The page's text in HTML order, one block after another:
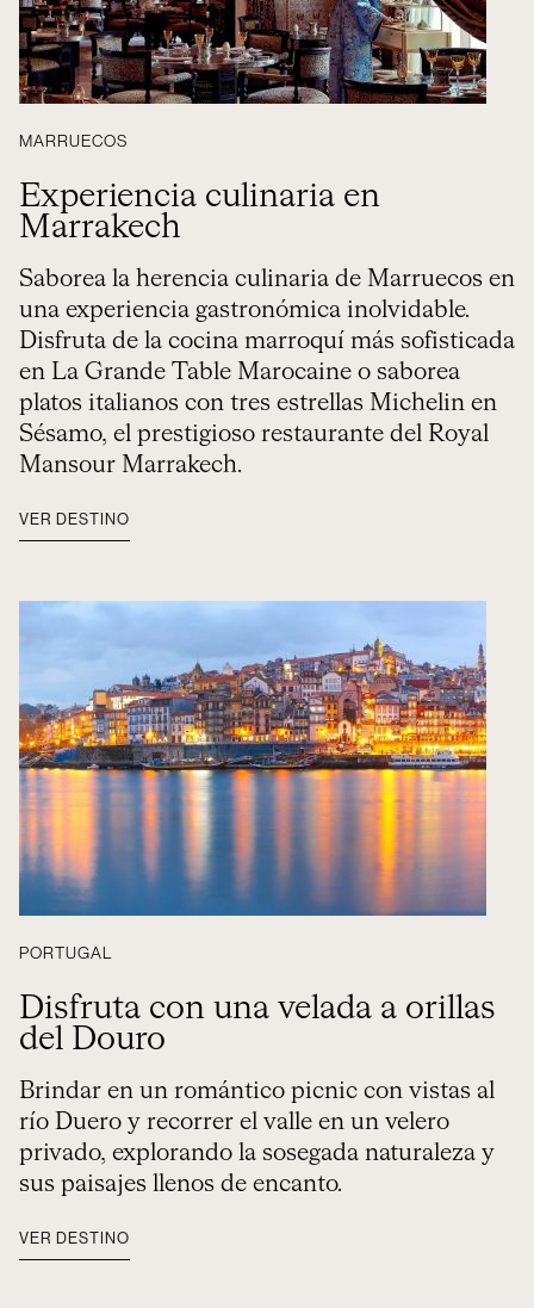
MARRUECOS
Experiencia culinaria en
Marrakech
Saborea la herencia culinaria de Marruecos en
una experiencia gastronómica inolvidable.
Disfruta de la cocina marroquí más sofisticada
en La Grande Table Marocaine o saborea
platos italianos con tres estrellas Michelin en
Sésamo, el prestigioso restaurante del Royal
Mansour Marrakech.
VER DESTINO
PORTUGAL
Disfruta con una velada a orillas
del Douro
Brindar en un romántico picnic con vistas al
río Duero y recorrer el valle en un velero
privado, explorando la sosegada naturaleza y
sus paisajes llenos de encanto.
VER DESTINO